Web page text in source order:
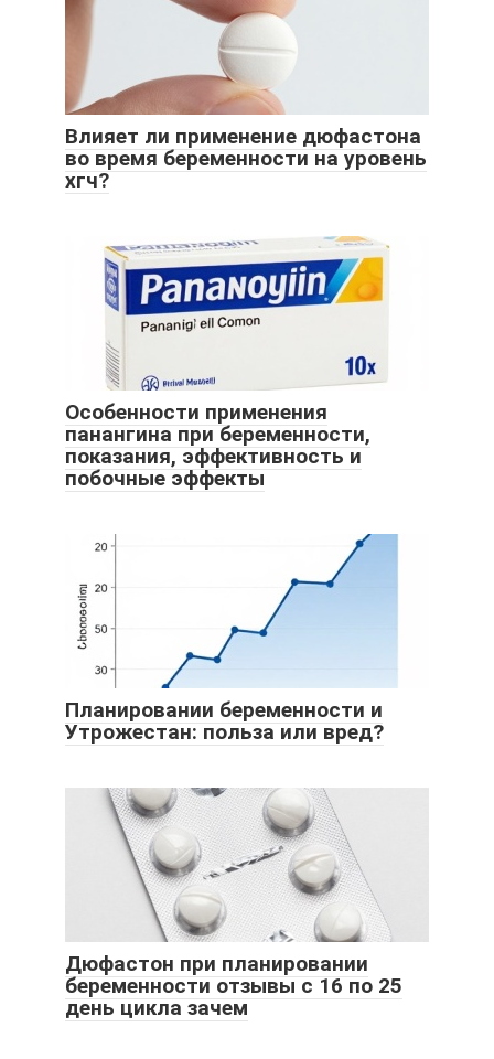
Влияет ли применение дюфастона
во время беременности на уровень
хгч?
Особенности применения
панангина при беременности,
показания, эффективность и
побочные эффекты
Планировании беременности и
Утрожестан: польза или вред?
Дюфастон при планировании
беременности отзывы с 16 по 25
день цикла зачем